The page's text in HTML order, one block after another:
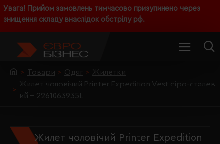
Увага! Прийом замовлень тимчасово призупинено через
знищення складу внаслідок обстрілу рф.
Товари Одяг
Жилетки
Жилет чоловічий Printer Expedition Vest сіро-сталев
ий - 2261063935L
Жилет чоловічий Printer Expedition